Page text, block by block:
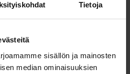
Tietoja
sisällön ja mainosten
median ominaisuuksien